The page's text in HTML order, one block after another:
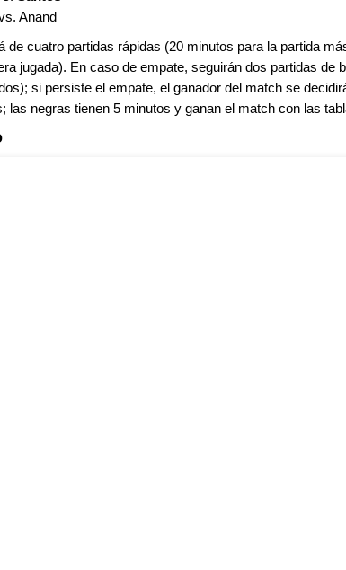
Anand
de cuatro partidas rápidas (20 minutos para la partida
jugada). En caso de empate, seguirán dos partidas de
si persiste el empate, el ganador del match se
las negras tienen 5 minutos y ganan el match con las